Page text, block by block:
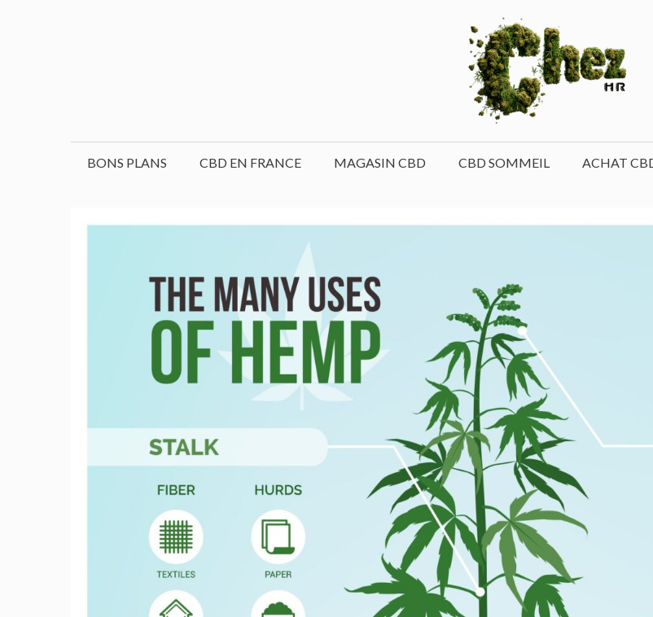
BONS PLANS CBD EN FRANCE MAGASIN CBD CBD SOMMEIL ACHAT